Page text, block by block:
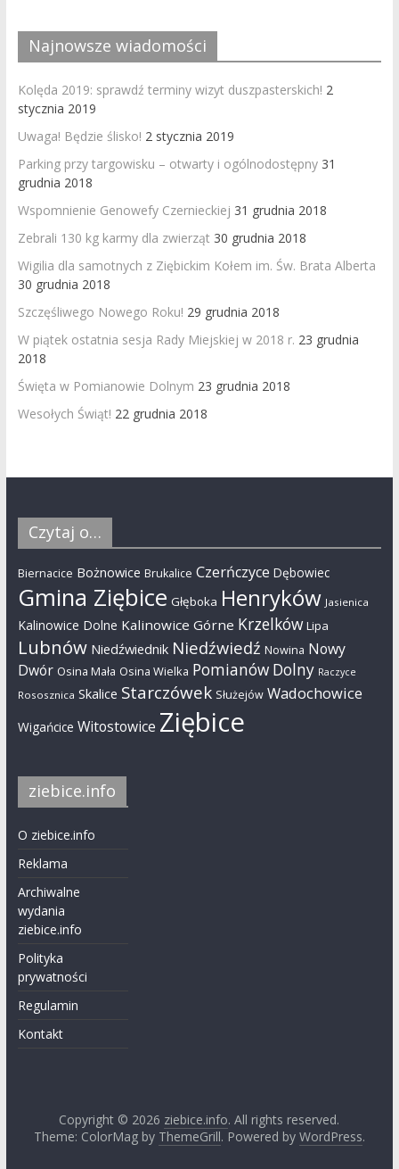
Najnowsze wiadomości
Kolęda 2019: sprawdź terminy wizyt duszpasterskich! 2
stycznia 2019
Uwaga! Będzie ślisko! 2 stycznia 2019
Parking przy targowisku – otwarty i ogólnodostępny 31
grudnia 2018
Wspomnienie Genowefy Czernieckiej 31 grudnia 2018
Zebrali 130 kg karmy dla zwierząt 30 grudnia 2018
Wigilia dla samotnych z Ziębickim Kołem im. Św. Brata Alberta
30 grudnia 2018
Szczęśliwego Nowego Roku! 29 grudnia 2018
W piątek ostatnia sesja Rady Miejskiej w 2018 r. 23 grudnia
2018
Święta w Pomianowie Dolnym 23 grudnia 2018
Wesołych Świąt! 22 grudnia 2018
Czytaj o…
Biernacice Bożnowice Brukalice Czerńczyce Dębowiec
Gmina Ziębice Głęboka Henryków Jasienica
Kalinowice Dolne Kalinowice Górne Krzelków Lipa
Lubnów Niedźwiednik Niedźwiedź Nowina Nowy
Dwór Osina Mała Osina Wielka Pomianów Dolny Raczyce
Rososznica Skalice Starczówek Służejów Wadochowice
Wigańcice Witostowice Ziębice
ziebice.info
O ziebice.info
Reklama
Archiwalne
wydania
ziebice.info
Polityka
prywatności
Regulamin
Kontakt
Copyright © 2026 ziebice.info. All rights reserved.
Theme: ColorMag by ThemeGrill. Powered by WordPress.